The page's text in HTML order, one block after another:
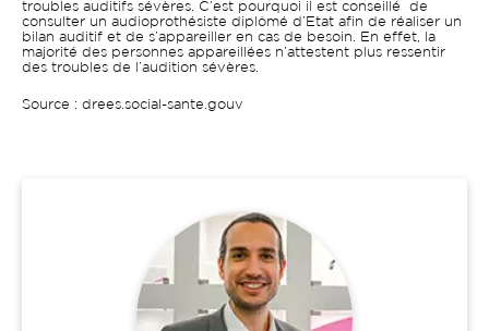
troubles auditifs sévères. C’est pourquoi il est conseillé de
consulter un audioprothésiste diplômé d’Etat afin de réaliser un
bilan auditif et de s’appareiller en cas de besoin. En effet, la
majorité des personnes appareillées n’attestent plus ressentir
des troubles de l’audition sévères.
Source : drees.social-sante.gouv